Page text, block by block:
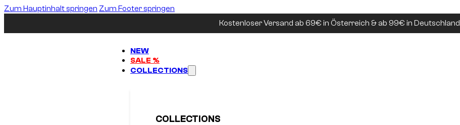
Zum Hauptinhalt springen Zum Footer springen
Kostenloser Versand ab 69€ in Österreich & ab 99€ in Deutschland
NEW
SALE %
COLLECTIONS
COLLECTIONS